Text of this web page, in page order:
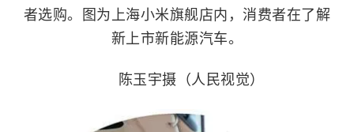
者选购。图为上海小米旗舰店内，消费者在了解
新上市新能源汽车。
陈玉宇摄（人民视觉）